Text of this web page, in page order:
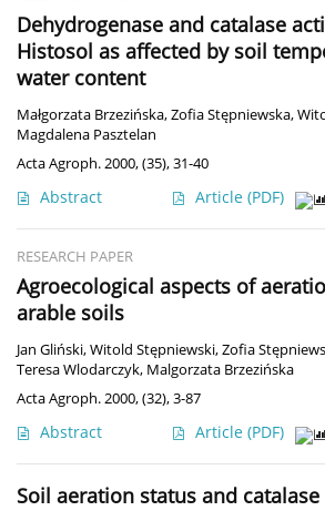
Dehydrogenase and catalase
Histosol as affected by soil
water content
Małgorzata Brzezińska,Zofia Stępniewska,
Magdalena Pasztelan
Acta Agroph. 2000, (35), 31-40
Abstract Article (PDF)
RESEARCH PAPER
Agroecological aspects of
arable soils
Jan Gliński,Witold Stępniewski,Zofia
Teresa Wlodarczyk, Malgorzata Brzezińska
Acta Agroph. 2000, (32), 3-87
Abstract Article (PDF)
Soil aeration status and